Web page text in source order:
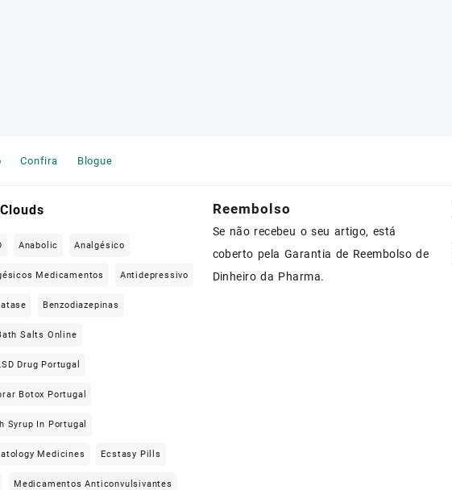
Confira Blogue
Anabolic Analgésico
Medicamentos Antidepressivo
Benzodiazepinas
Salts Online
Drug Portugal
Botox Portugal
Syrup In Portugal
Medicines Ecstasy Pills
Medicamentos Anticonvulsivantes
Reembolso
Se não recebeu o seu artigo, está
coberto pela Garantia de Reembolso de
Dinheiro da Pharma.